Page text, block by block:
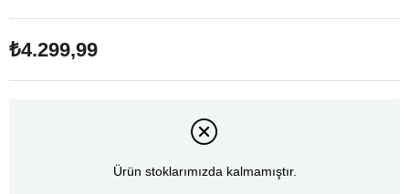
₺4.299,99
Ürün stoklarımızda kalmamıştır.